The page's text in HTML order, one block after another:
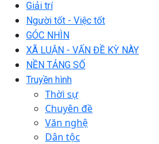
Giải trí
Người tốt - Việc tốt
GÓC NHÌN
XÃ LUẬN - VẤN ĐỀ KỲ NÀY
NỀN TẢNG SỐ
Truyền hình
Thời sự
Chuyên đề
Văn nghệ
Dân tộc